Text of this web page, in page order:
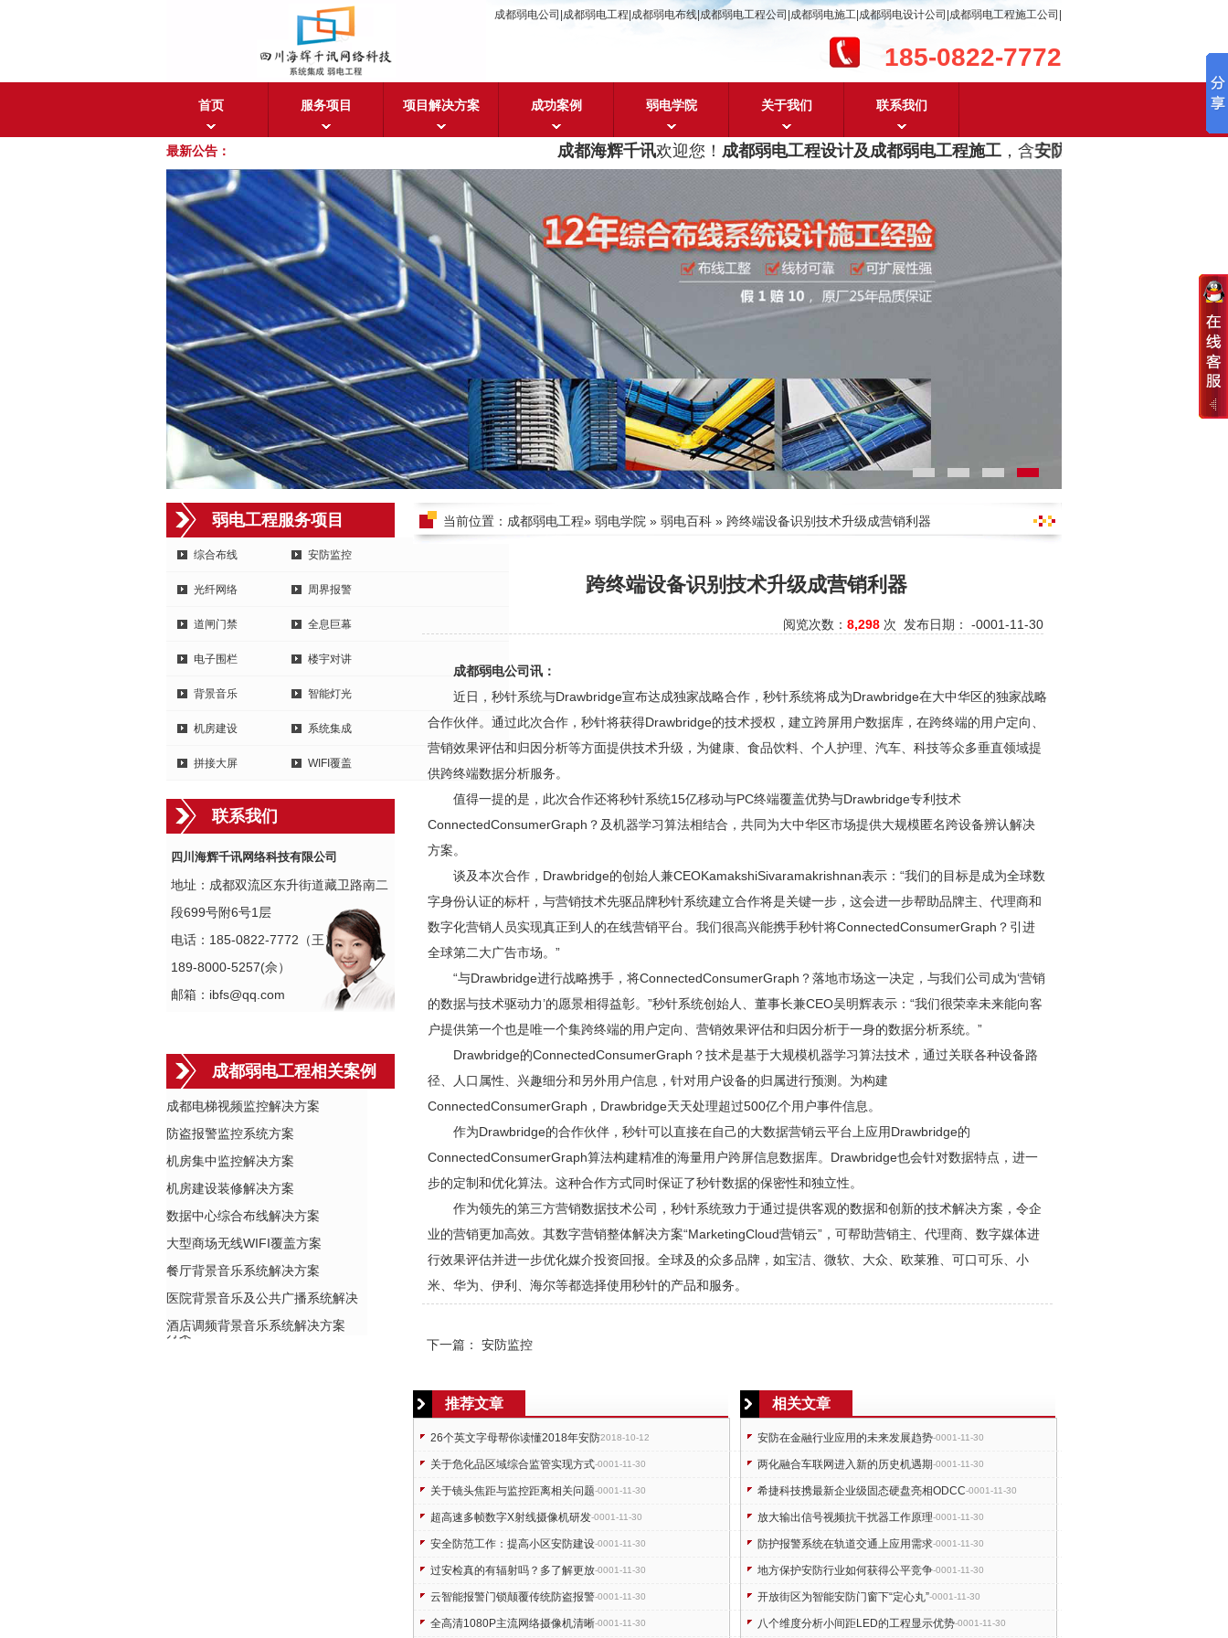
成都弱电公司|成都弱电工程|成都弱电布线|成都弱电工程公司|成都弱电施工|成都弱电设计公司|成都弱电工程施工公司|
185-0822-7772
首页 服务项目 项目解决方案 成功案例 弱电学院 关于我们 联系我们
最新公告： 成都海辉千讯欢迎您！成都弱电工程设计及成都弱电工程施工，含 安防监控，系统集成，综合
弱电工程服务项目
综合布线 安防监控
光纤网络 周界报警
道闸门禁 全息巨幕
电子围栏 楼宇对讲
背景音乐 智能灯光
机房建设 系统集成
拼接大屏 WIFI覆盖
联系我们
四川海辉千讯网络科技有限公司
地址：成都双流区东升街道藏卫路南二
段699号附6号1层
电话：185-0822-7772（王）
189-8000-5257(佘）
邮箱：ibfs@qq.com
成都弱电工程相关案例
成都电梯视频监控解决方案
防盗报警监控系统方案
机房集中监控解决方案
机房建设装修解决方案
数据中心综合布线解决方案
大型商场无线WIFI覆盖方案
餐厅背景音乐系统解决方案
医院背景音乐及公共广播系统解决
方案
酒店调频背景音乐系统解决方案
当前位置： 成都弱电工程» 弱电学院 » 弱电百科 » 跨终端设备识别技术升级成营销利器
跨终端设备识别技术升级成营销利器
阅览次数： 8,298 次 发布日期： -0001-11-30
成都弱电公司讯：
近日，秒针系统与Drawbridge宣布达成独家战略合作，秒针系统将成为Drawbridge在大中华区的独家战略
合作伙伴。通过此次合作，秒针将获得Drawbridge的技术授权，建立跨屏用户数据库，在跨终端的用户定向、
营销效果评估和归因分析等方面提供技术升级，为健康、食品饮料、个人护理、汽车、科技等众多垂直领域提
供跨终端数据分析服务。
值得一提的是，此次合作还将秒针系统15亿移动与PC终端覆盖优势与Drawbridge专利技术
ConnectedConsumerGraph？及机器学习算法相结合，共同为大中华区市场提供大规模匿名跨设备辨认解决
方案。
谈及本次合作，Drawbridge的创始人兼CEOKamakshiSivaramakrishnan表示：“我们的目标是成为全球数
字身份认证的标杆，与营销技术先驱品牌秒针系统建立合作将是关键一步，这会进一步帮助品牌主、代理商和
数字化营销人员实现真正到人的在线营销平台。我们很高兴能携手秒针将ConnectedConsumerGraph？引进
全球第二大广告市场。”
“与Drawbridge进行战略携手，将ConnectedConsumerGraph？落地市场这一决定，与我们公司成为‘营销
的数据与技术驱动力’的愿景相得益彰。”秒针系统创始人、董事长兼CEO吴明辉表示：“我们很荣幸未来能向客
户提供第一个也是唯一个集跨终端的用户定向、营销效果评估和归因分析于一身的数据分析系统。”
Drawbridge的ConnectedConsumerGraph？技术是基于大规模机器学习算法技术，通过关联各种设备路
径、人口属性、兴趣细分和另外用户信息，针对用户设备的归属进行预测。为构建
ConnectedConsumerGraph，Drawbridge天天处理超过500亿个用户事件信息。
作为Drawbridge的合作伙伴，秒针可以直接在自己的大数据营销云平台上应用Drawbridge的
ConnectedConsumerGraph算法构建精准的海量用户跨屏信息数据库。Drawbridge也会针对数据特点，进一
步的定制和优化算法。这种合作方式同时保证了秒针数据的保密性和独立性。
作为领先的第三方营销数据技术公司，秒针系统致力于通过提供客观的数据和创新的技术解决方案，令企
业的营销更加高效。其数字营销整体解决方案“MarketingCloud营销云”，可帮助营销主、代理商、数字媒体进
行效果评估并进一步优化媒介投资回报。全球及的众多品牌，如宝洁、微软、大众、欧莱雅、可口可乐、小
米、华为、伊利、海尔等都选择使用秒针的产品和服务。
下一篇： 安防监控
推荐文章
26个英文字母帮你读懂2018年安防2018-10-12
关于危化品区域综合监管实现方式-0001-11-30
关于镜头焦距与监控距离相关问题-0001-11-30
超高速多帧数字X射线摄像机研发-0001-11-30
安全防范工作：提高小区安防建设-0001-11-30
过安检真的有辐射吗？多了解更放-0001-11-30
云智能报警门锁颠覆传统防盗报警-0001-11-30
全高清1080P主流网络摄像机清晰-0001-11-30
相关文章
安防在金融行业应用的未来发展趋势-0001-11-30
两化融合车联网进入新的历史机遇期-0001-11-30
希捷科技携最新企业级固态硬盘亮相ODCC-0001-11-30
放大输出信号视频抗干扰器工作原理-0001-11-30
防护报警系统在轨道交通上应用需求-0001-11-30
地方保护安防行业如何获得公平竞争-0001-11-30
开放街区为智能安防门窗下“定心丸”-0001-11-30
八个维度分析小间距LED的工程显示优势-0001-11-30